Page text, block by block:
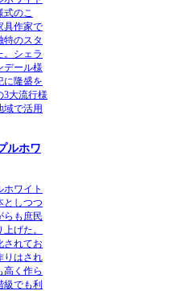
式のこ
具作家で
特のスタ
。シェラ
デール様
に隆盛を
3大流行様
域で活用
ルホワ
ホワイト
としつつ
らも庶民
げた。
されてお
りはされ
高く作ら
級でも利